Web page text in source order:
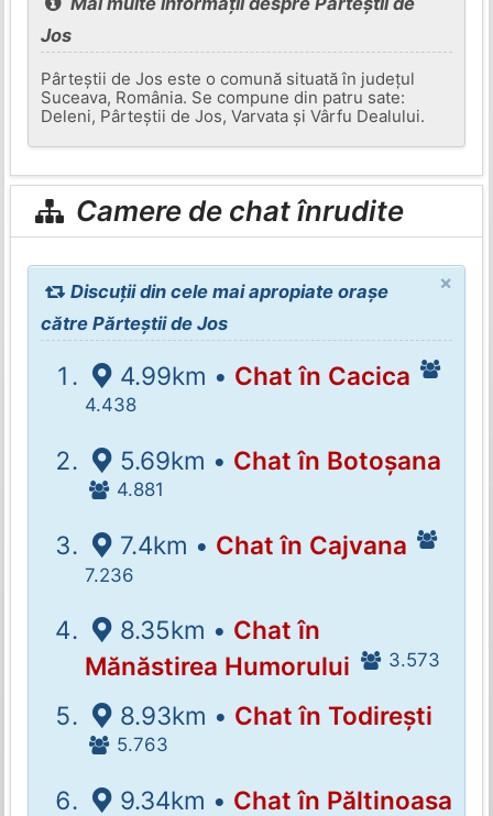
Jos
Pârteștii de Jos este o comună situată în județul
Suceava, România. Se compune din patru sate:
Deleni, Pârteștii de Jos, Varvata și Vârfu Dealului.
Camere de chat înrudite
×
Discuții din cele mai apropiate orașe
către Părteștii de Jos
4.99km • Chat în Cacica
4.438
5.69km • Chat în Botoșana
4.881
7.4km • Chat în Cajvana
7.236
8.35km • Chat în
Mănăstirea Humorului
3.573
8.93km • Chat în Todirești
5.763
9.34km • Chat în Păltinoasa